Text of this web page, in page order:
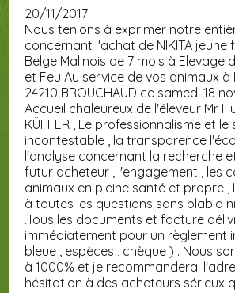
20/11/2017
Nous tenions à exprimer notre
concernant l'achat de NIKITA jeune
Belge Malinois de 7 mois à Elevage
et Feu Au service de vos animaux à
24210 BROUCHAUD ce samedi 18
Accueil chaleureux de l'éleveur Mr
KÜFFER , Le professionnalisme et le
incontestable , la transparence
l'analyse concernant la recherche
futur acheteur , l'engagement , les
animaux en pleine santé et propre ,
à toutes les questions sans blabla
.Tous les documents et facture
immédiatement pour un règlement
bleue , espèces , chèque ) . Nous
à 1000% et je recommanderai
hésitation à des acheteurs sérieux